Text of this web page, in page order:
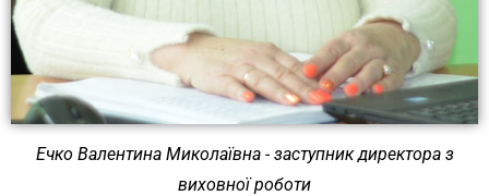
Ечко Валентина Миколаївна - заступник директора з
виховної роботи